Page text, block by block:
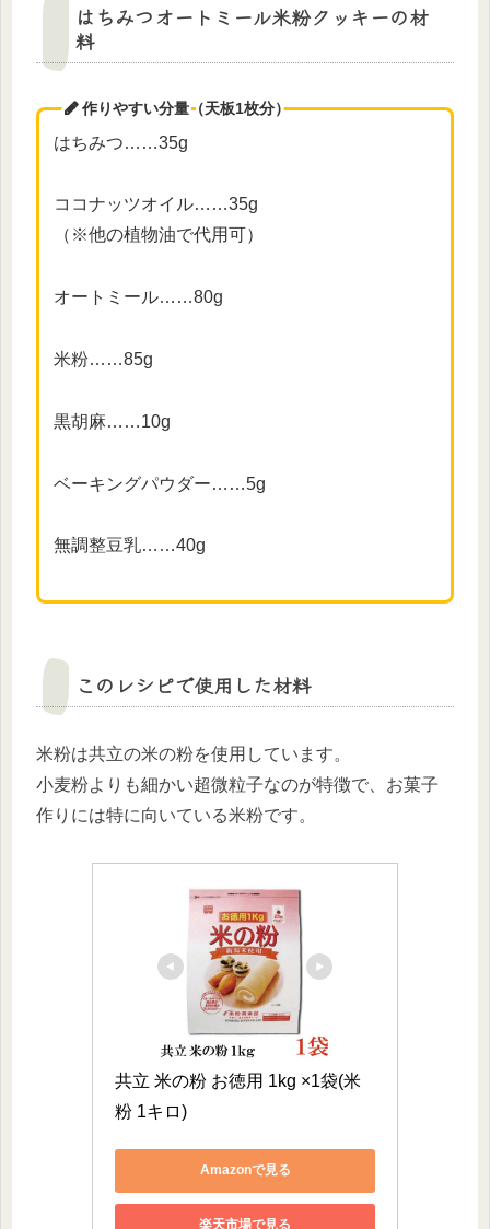
はちみつオートミール米粉クッキーの材
料
作りやすい分量（天板1枚分）
はちみつ……35g
ココナッツオイル……35g
（※他の植物油で代用可）
オートミール……80g
米粉……85g
黒胡麻……10g
ベーキングパウダー……5g
無調整豆乳……40g
このレシピで使用した材料
米粉は共立の米の粉を使用しています。
小麦粉よりも細かい超微粒子なのが特徴で、お菓子
作りには特に向いている米粉です。
共立 米の粉 お徳用 1kg ×1袋(米
粉 1キロ)
Amazonで見る
楽天市場で見る